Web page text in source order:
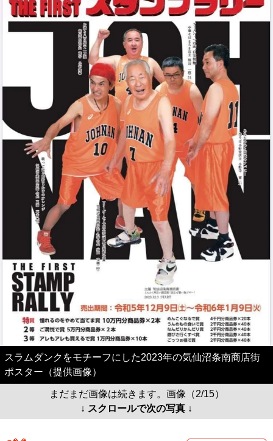
スラムダンクをモチーフにした2023年の気仙沼条南商店街
ポスター（提供画像）
まだまだ画像は続きます。画像（2/15）
↓ スクロールで次の写真 ↓